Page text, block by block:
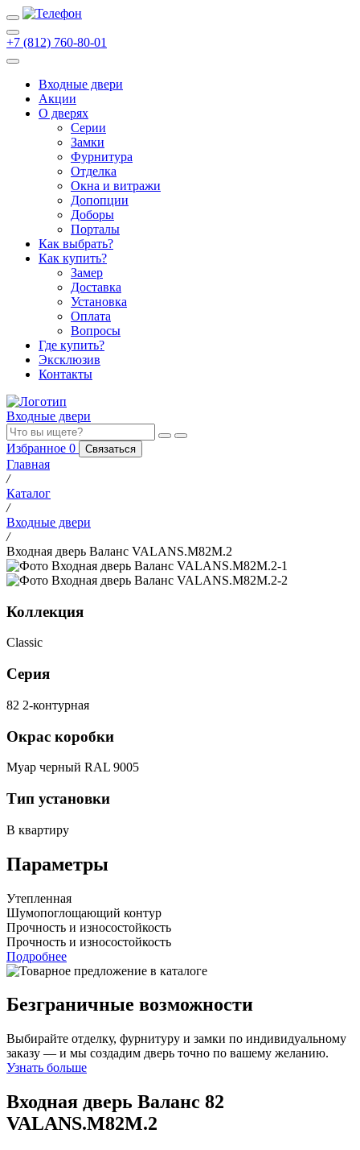
+7 (812) 760-80-01
Входные двери
Акции
О дверях
Cерии
Замки
Фурнитура
Отделка
Окна и витражи
Допопции
Доборы
Порталы
Как выбрать?
Как купить?
Замер
Доставка
Установка
Оплата
Вопросы
Где купить?
Эксклюзив
Контакты
Входные двери
Избранное 0 Связаться
Главная
/
Каталог
/
Входные двери
/
Входная дверь Валанс VALANS.M82M.2
Коллекция
Classic
Серия
82 2-контурная
Окрас коробки
Муар черный RAL 9005
Тип установки
В квартиру
Параметры
Утепленная
Шумопоглощающий контур
Прочность и износостойкость
Прочность и износостойкость
Подробнее
Безграничные возможности
Выбирайте отделку, фурнитуру и замки по индивидуальному
заказу — и мы создадим дверь точно по вашему желанию.
Узнать больше
Входная дверь Валанс 82
VALANS.M82M.2